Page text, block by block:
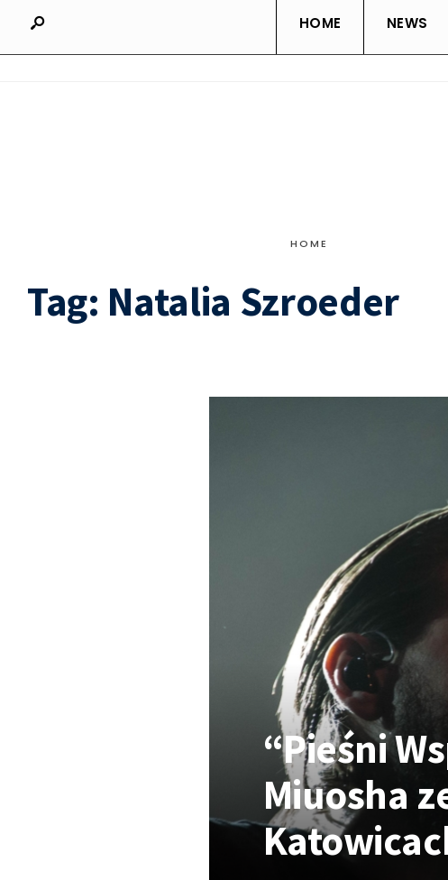
HOME NEWS
HOME
Tag: Natalia Szroeder
“Pieśni
Miuosha